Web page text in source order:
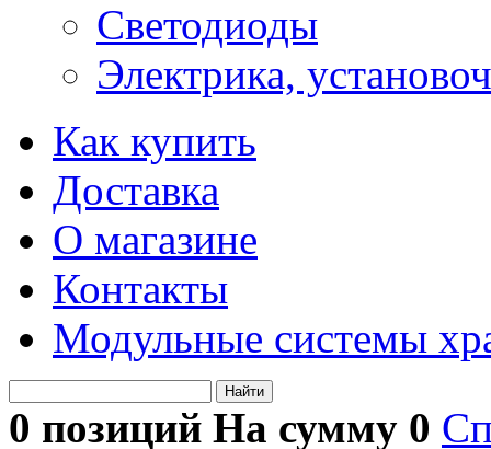
Светодиоды
Электрика,
Как купить
Доставка
О магазине
Контакты
Модульные системы
Найти
0 позиций На сумму 0